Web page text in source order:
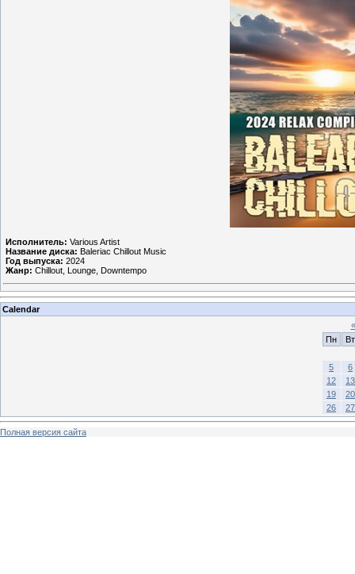
Исполнитель: Various Artist
Название диска: Baleriac Chillout Music
Год выпуска: 2024
Жанр: Chillout, Lounge, Downtempo
Calendar
«
Пн
Вт
5
6
12
13
19
20
26
27
Полная версия сайта